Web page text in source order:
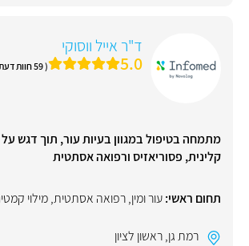
ד"ר אייל ווסוקי
5.0 ( 59 חוות דעת )
מתמחה בטיפול במגוון בעיות עור, תוך דגש
קלינית, פסוריאזיס ורפואה אסתטית
תחום ראשי:עור ומין,רפואה אסתטית,מילוי
רמת גן,ראשון לציון